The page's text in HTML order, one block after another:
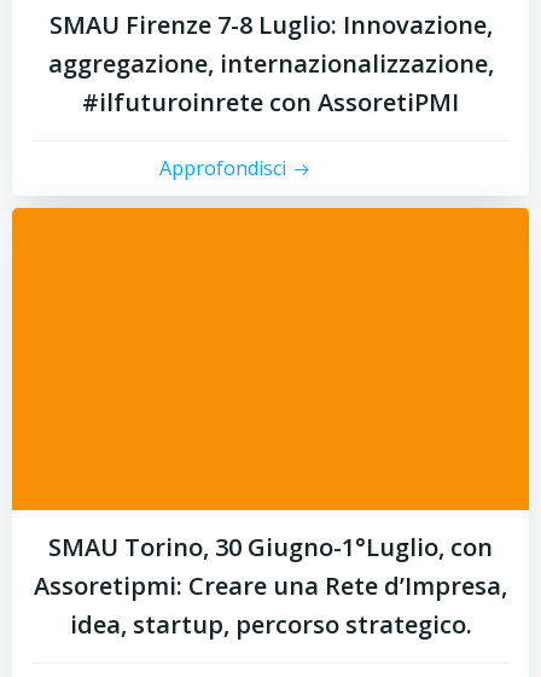
SMAU Firenze 7-8 Luglio: Innovazione,
aggregazione, internazionalizzazione,
#ilfuturoinrete con AssoretiPMI
Approfondisci
SMAU Torino, 30 Giugno-1°Luglio, con
Assoretipmi: Creare una Rete d’Impresa,
idea, startup, percorso strategico.